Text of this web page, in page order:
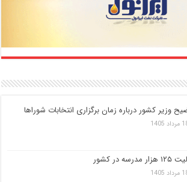
وزیر کشور درباره زمان برگزاری انتخابات شوراها
1405
مدرسه در کشور
1405